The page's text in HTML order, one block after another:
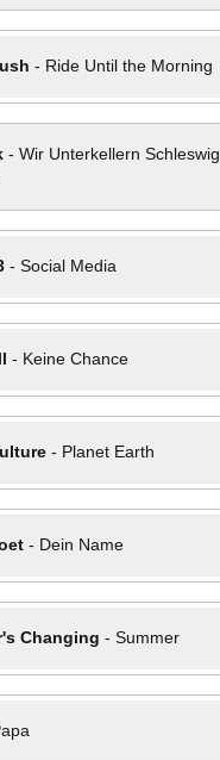
- Ride Until the Morning
- Wir Unterkellern Schleswig
- Social Media
- Keine Chance
- Planet Earth
- Dein Name
Changing - Summer